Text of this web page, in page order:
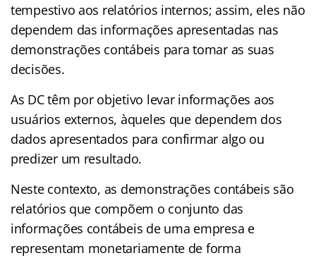
tempestivo aos relatórios internos; assim, eles não
dependem das informações apresentadas nas
demonstrações contábeis para tomar as suas
decisões.
As DC têm por objetivo levar informações aos
usuários externos, àqueles que dependem dos
dados apresentados para confirmar algo ou
predizer um resultado.
Neste contexto, as demonstrações contábeis são
relatórios que compõem o conjunto das
informações contábeis de uma empresa e
representam monetariamente de forma